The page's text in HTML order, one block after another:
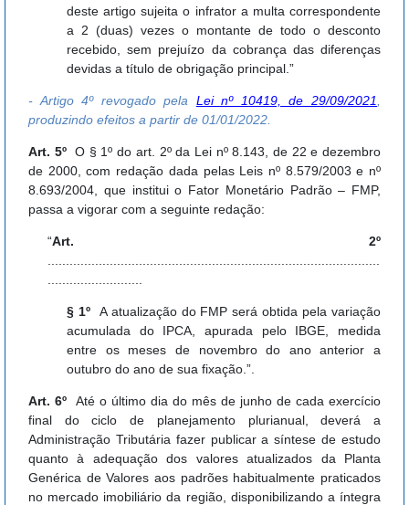
deste artigo sujeita o infrator a multa correspondente
a 2 (duas) vezes o montante de todo o desconto
recebido, sem prejuízo da cobrança das diferenças
devidas a título de obrigação principal.”
- Artigo 4º revogado pela Lei nº 10419, de 29/09/2021
produzindo efeitos a partir de 01/01/2022.
Art. 5ºO § 1º do art. 2º da Lei nº 8.143, de 22 e dezembro
de 2000, com redação dada pelas Leis nº 8.579/2003 e nº
8.693/2004, que institui o Fator Monetário Padrão – FMP,
passa a vigorar com a seguinte redação:
“Art. 2º
§ 1º A atualização do FMP será obtida pela variação
acumulada do IPCA, apurada pelo IBGE, medida
entre os meses de novembro do ano anterior a
outubro do ano de sua fixação.”.
Art. 6º Até o último dia do mês de junho de cada exercício
final do ciclo de planejamento plurianual, deverá a
Administração Tributária fazer publicar a síntese de estudo
quanto à adequação dos valores atualizados da Planta
Genérica de Valores aos padrões habitualmente praticados
no mercado imobiliário da região, disponibilizando a íntegra